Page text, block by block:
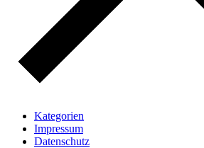
Kategorien
Impressum
Datenschutz